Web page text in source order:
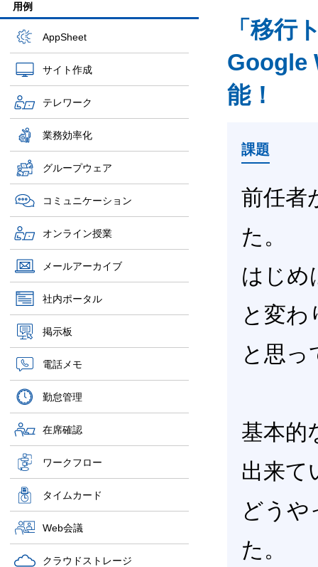
用例
AppSheet
サイト作成
テレワーク
業務効率化
グループウェア
コミュニケーション
オンライン授業
メールアーカイブ
社内ポータル
掲示板
電話メモ
勤怠管理
在席確認
ワークフロー
タイムカード
Web会議
クラウドストレージ
「移行
Google
能！
課題
前任者
た。
はじめ
と変わ
と思っ
基本的
出来て
どうや
た。